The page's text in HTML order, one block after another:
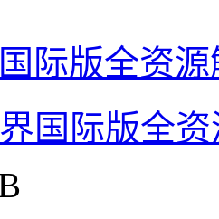
际版全资
国际版全